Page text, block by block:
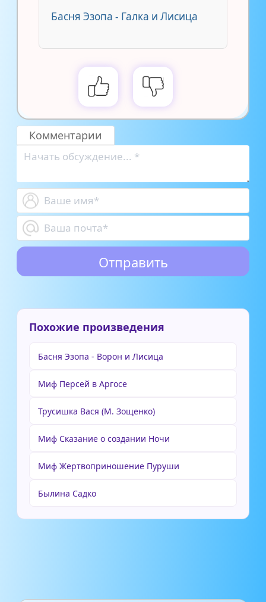
Басня Эзопа - Галка и Лисица
Комментарии
Похожие произведения
Басня Эзопа - Ворон и Лисица
Миф Персей в Аргосе
Трусишка Вася (М. Зощенко)
Миф Сказание о создании Ночи
Миф Жертвоприношение Пуруши
Былина Садко